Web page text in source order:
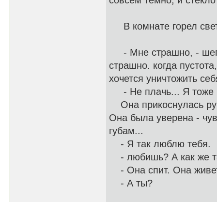
В комнате горел
- Мне страшно, -
страшно. когда
хочется уничтожить
- Не плачь... Я тоже
Она прикоснулась
Она была уверена -
губам...
- Я так люблю тебя.
- любишь? А как же
- Она спит. Она
- А ты?